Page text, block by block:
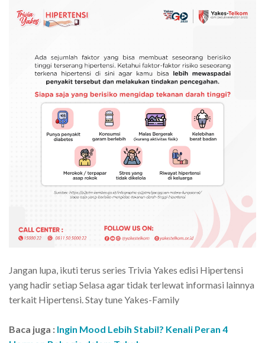
Jangan lupa, ikuti terus series Trivia Yakes edisi Hipertensi
yang hadir setiap Selasa agar tidak terlewat informasi lainnya
terkait Hipertensi. Stay tune Yakes-Family
Baca juga : Ingin Mood Lebih Stabil? Kenali Peran 4